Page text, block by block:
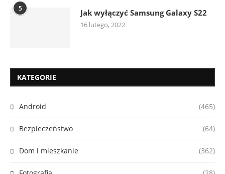
5 Jak wyłączyć Samsung Galaxy S22
16 lutego, 2022
KATEGORIE
Android (465)
Bezpieczeństwo (64)
Dom i mieszkanie (362)